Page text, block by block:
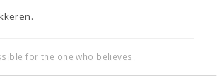
for the one who believes.